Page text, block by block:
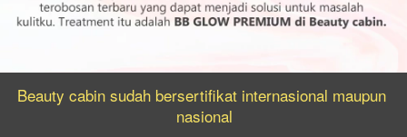
Beauty cabin sudah bersertifikat internasional maupun
nasional